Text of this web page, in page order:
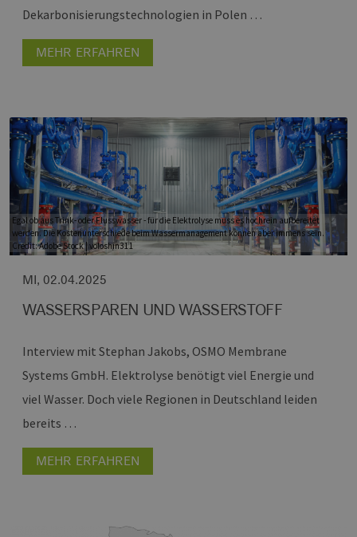
Dekarbonisierungstechnologien in Polen …
MEHR ERFAHREN
Egal ob aus Trink- oder Flusswasser - für die Elektrolyse muss es hochrein aufbereitet
werden. Die Kostenunterschiede beim Wassermanagement können aber immens sein.
Credit: Adobe Stock | voloshin311
MI, 02.04.2025
WASSERSPAREN UND WASSERSTOFF
Interview mit Stephan Jakobs, OSMO Membrane
Systems GmbH. Elektrolyse benötigt viel Energie und
viel Wasser. Doch viele Regionen in Deutschland leiden
bereits …
MEHR ERFAHREN